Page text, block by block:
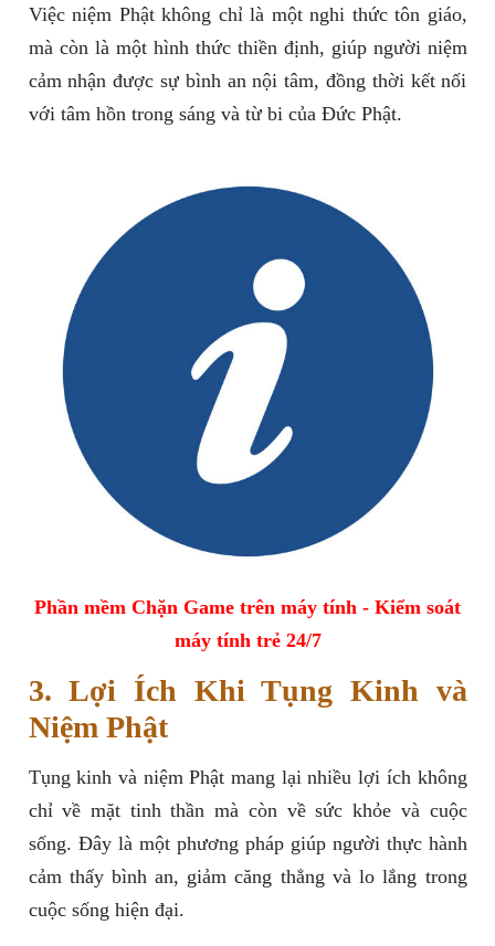
Việc niệm Phật không chỉ là một nghi thức tôn giáo,
mà còn là một hình thức thiền định, giúp người niệm
cảm nhận được sự bình an nội tâm, đồng thời kết nối
với tâm hồn trong sáng và từ bi của Đức Phật.
Phần mềm Chặn Game trên máy tính - Kiểm soát
máy tính trẻ 24/7
3. Lợi Ích Khi Tụng Kinh và
Niệm Phật
Tụng kinh và niệm Phật mang lại nhiều lợi ích không
chỉ về mặt tinh thần mà còn về sức khỏe và cuộc
sống. Đây là một phương pháp giúp người thực hành
cảm thấy bình an, giảm căng thẳng và lo lắng trong
cuộc sống hiện đại.